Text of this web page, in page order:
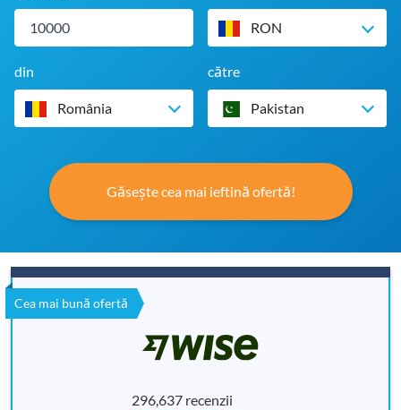
RON
din
România
către
Pakistan
Găsește cea mai ieftină ofertă!
Cea mai bună ofertă
296,637 recenzii